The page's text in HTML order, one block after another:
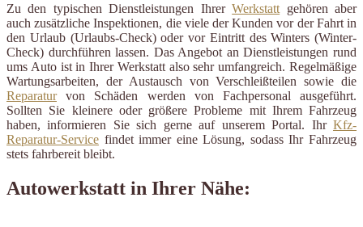
Zu den typischen Dienstleistungen IhrerWerkstatt gehören aber
auch zusätzliche Inspektionen, die viele der Kunden vor der Fahrt in
den Urlaub (Urlaubs-Check) oder vor Eintritt des Winters (Winter-
Check) durchführen lassen. Das Angebot an Dienstleistungen rund
ums Auto ist in Ihrer Werkstatt also sehr umfangreich. Regelmäßige
Wartungsarbeiten, der Austausch von Verschleißteilen sowie die
Reparaturvon Schäden werden von Fachpersonal ausgeführt.
Sollten Sie kleinere oder größere Probleme mit Ihrem Fahrzeug
haben, informieren Sie sich gerne auf unserem Portal. Ihr Kfz-
Reparatur-Service findet immer eine Lösung, sodass Ihr Fahrzeug
stets fahrbereit bleibt.
Autowerkstatt in Ihrer Nähe: